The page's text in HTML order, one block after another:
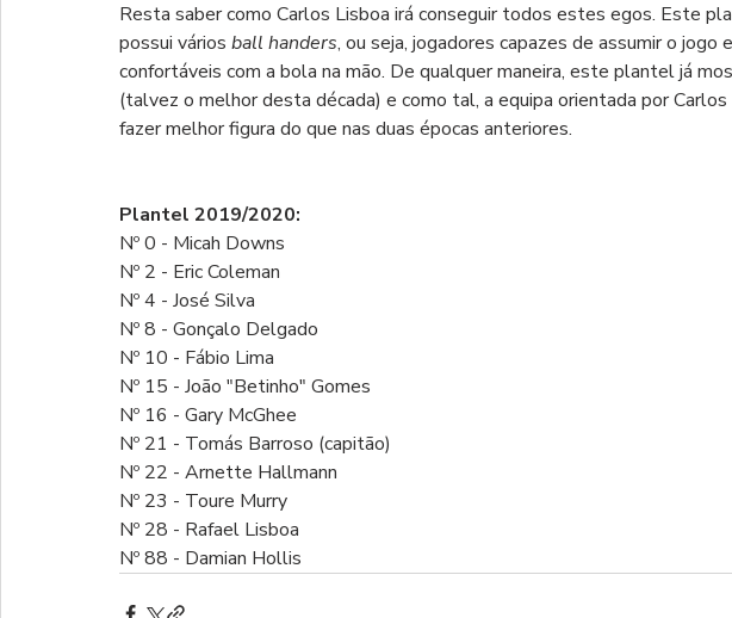
Resta saber como Carlos Lisboa irá conseguir todos estes egos. Este
possui vários ball handers, ou seja, jogadores capazes de assumir o jogo
confortáveis com a bola na mão. De qualquer maneira, este plantel já
(talvez o melhor desta década) e como tal, a equipa orientada por
fazer melhor figura do que nas duas épocas anteriores.
Plantel 2019/2020:
Nº 0 - Micah Downs
Nº 2 - Eric Coleman
Nº 4 - José Silva
Nº 8 - Gonçalo Delgado
Nº 10 - Fábio Lima
Nº 15 - João "Betinho" Gomes
Nº 16 - Gary McGhee
Nº 21 - Tomás Barroso (capitão)
Nº 22 - Arnette Hallmann
Nº 23 - Toure Murry
Nº 28 - Rafael Lisboa
Nº 88 - Damian Hollis